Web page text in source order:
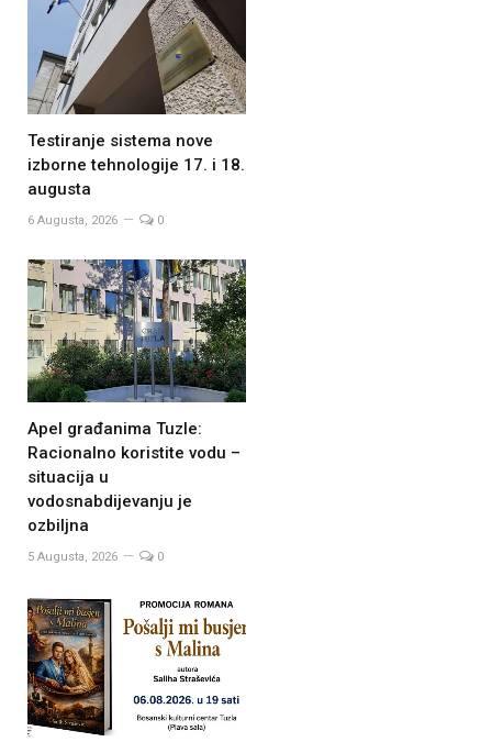
Testiranje sistema nove
izborne tehnologije 17. i 18.
augusta
6 Augusta, 2026 0
Apel građanima Tuzle:
Racionalno koristite vodu –
situacija u
vodosnabdijevanju je
ozbiljna
5 Augusta, 2026 0